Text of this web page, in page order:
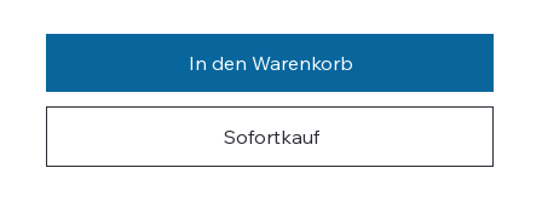
In den Warenkorb
Sofortkauf